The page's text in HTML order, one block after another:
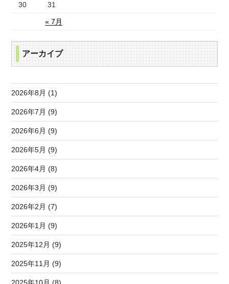
« 7月
30 31
アーカイブ
2026年8月 (1)
2026年7月 (9)
2026年6月 (9)
2026年5月 (9)
2026年4月 (8)
2026年3月 (9)
2026年2月 (7)
2026年1月 (9)
2025年12月 (9)
2025年11月 (9)